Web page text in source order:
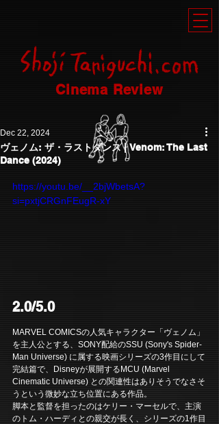
Cinema Review
ヴェノム: ザ・ラストダンス | Venom: The Last
Dance (2024)
Dec 22, 2024
https://youtu.be/__2bjWbetsA?
si=pxtjCRGnFEugR-xY
2.0/5.0
MARVEL COMICSの人気キャラクター「ヴェノム」
を主人公とする、SONY配給のSSU (Sony's Spider-
Man Universe) に属する映画シリーズの3作目にして
完結篇で、Disneyが展開するMCU (Marvel
Cinematic Universe) との関連性はありそうでなさそ
うという微妙な立ち位置にある作品。
脚本と監督を担ったのはケリー・マーセルで、主演
のトム・ハーディとの親交が長く、シリーズの1作目